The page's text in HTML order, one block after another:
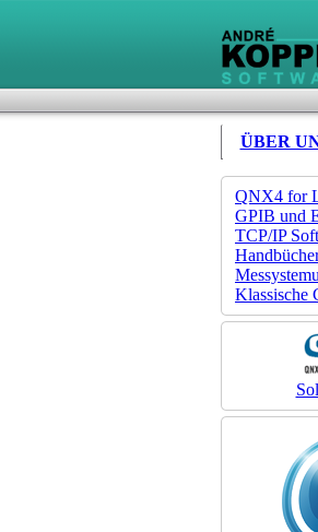
ÜBER
QNX4 for
GPIB und
TCP/IP
Klassische